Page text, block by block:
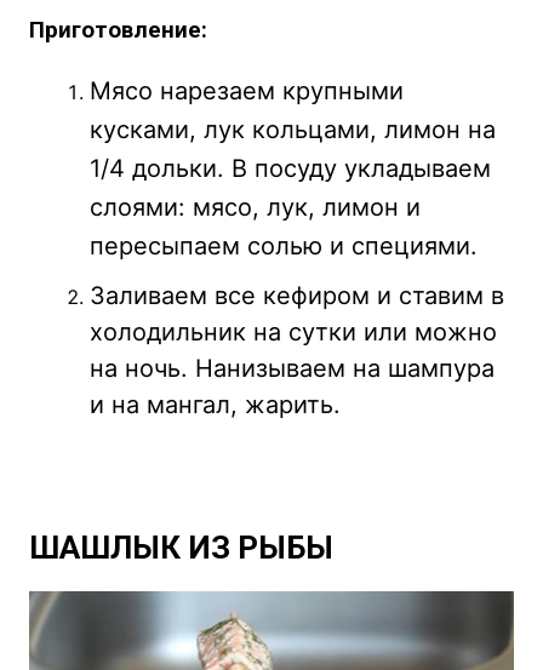
Приготовление:
Мясо нарезаем крупными
кусками, лук кольцами, лимон на
1/4 дольки. В посуду укладываем
слоями: мясо, лук, лимон и
пересыпаем солью и специями.
Заливаем все кефиром и ставим в
холодильник на сутки или можно
на ночь. Нанизываем на шампура
и на мангал, жарить.
ШАШЛЫК ИЗ РЫБЫ